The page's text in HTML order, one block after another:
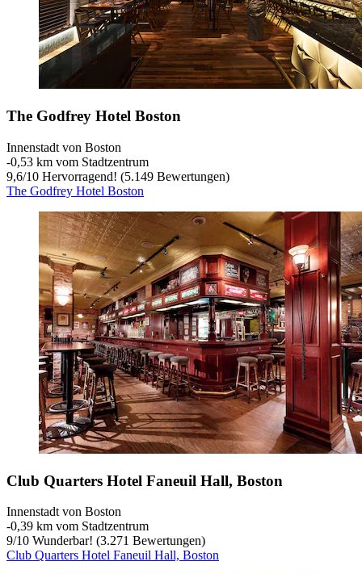
The Godfrey Hotel Boston
Innenstadt von Boston
‐0,53 km vom Stadtzentrum
9,6/10 Hervorragend! (5.149 Bewertungen)
The Godfrey Hotel Boston
Club Quarters Hotel Faneuil Hall, Boston
Innenstadt von Boston
‐0,39 km vom Stadtzentrum
9/10 Wunderbar! (3.271 Bewertungen)
Club Quarters Hotel Faneuil Hall, Boston